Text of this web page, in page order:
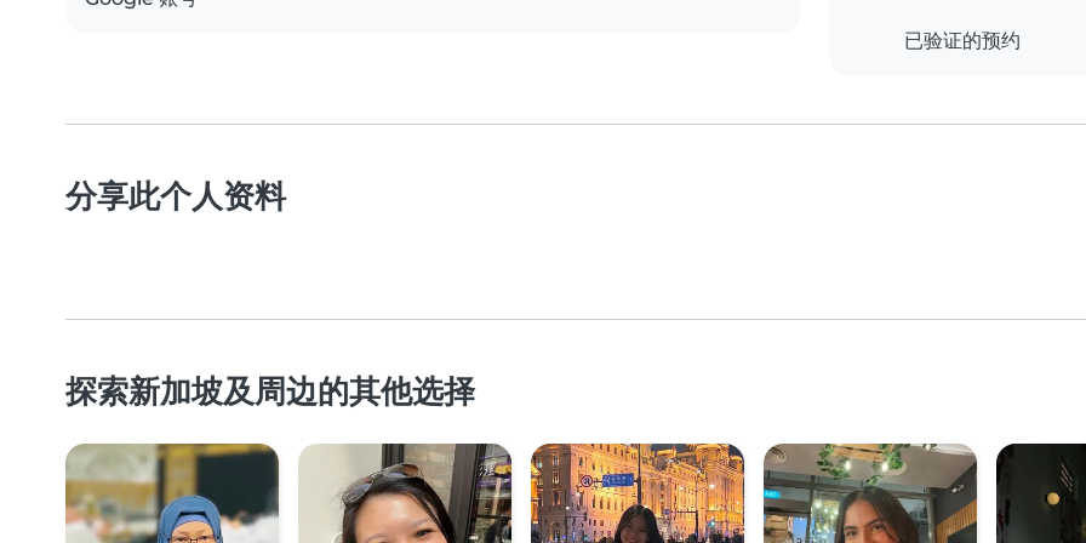
已验证的预约
分享此个人资料
探索新加坡及周边的其他选择